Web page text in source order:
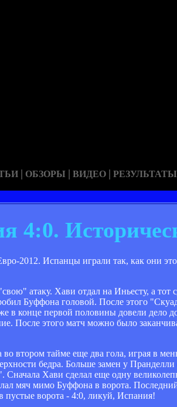
| ОБЗОРЫ | ВИДЕО |
4:0.
2012. Испанцы играли так, как они
атаку. Хави отдал на Иньесту, а
Буффона головой. После этого
в конце первой половины довели дело
После этого матч можно было
втором тайме еще два гола, играя в
бедра. Больше замен у
Хави сделал еще одну
мяч мимо Буффона в ворота.
пустые ворота - 4:0, ликуй, Испания!